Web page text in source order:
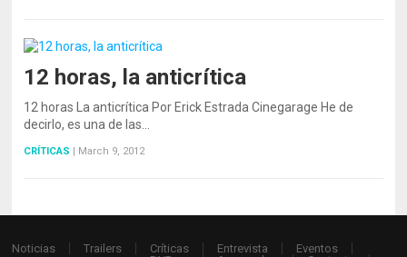
12 horas, la anticrítica
12 horas La anticrítica Por Erick Estrada Cinegarage He de
decirlo, es una de las…
CRÍTICAS March 9, 2012
Noticias Trailers
Críticas
Entrevista
Eventos